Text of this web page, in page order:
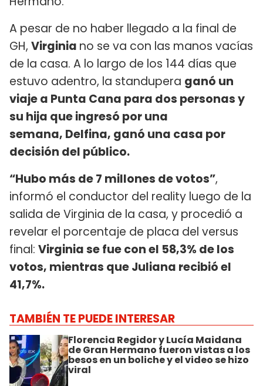
A pesar de no haber llegado a la final de
GH, Virginia no se va con las manos vacías
de la casa. A lo largo de los 144 días que
estuvo adentro, la standupera ganó un
viaje a Punta Cana para dos personas y
su hija que ingresó por una
semana, Delfina, ganó una casa por
decisión del público.
“Hubo más de 7 millones de votos”,
informó el conductor del reality luego de la
salida de Virginia de la casa, y procedió a
revelar el porcentaje de placa del versus
final: Virginia se fue con el 58,3% de los
votos, mientras que Juliana recibió el
41,7%.
TAMBIÉN TE PUEDE INTERESAR
Florencia Regidor y Lucía Maidana
de Gran Hermano fueron vistas a los
besos en un boliche y el video se hizo
viral